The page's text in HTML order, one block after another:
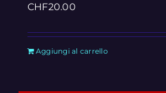
CHF20.00
Aggiungi al carrello